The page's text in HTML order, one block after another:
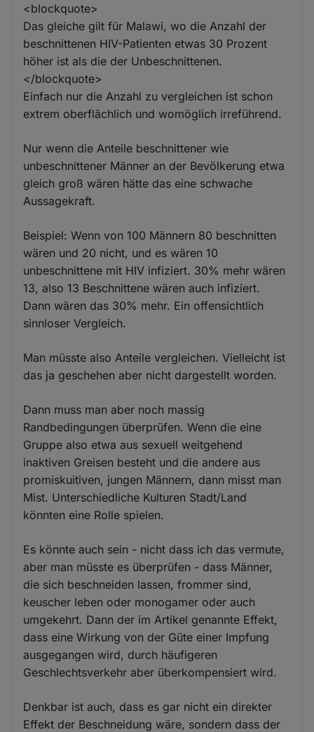
<blockquote>
Das gleiche gilt für Malawi, wo die Anzahl der
beschnittenen HIV-Patienten etwas 30 Prozent
höher ist als die der Unbeschnittenen.
</blockquote>
Einfach nur die Anzahl zu vergleichen ist schon
extrem oberflächlich und womöglich irreführend.
Nur wenn die Anteile beschnittener wie
unbeschnittener Männer an der Bevölkerung etwa
gleich groß wären hätte das eine schwache
Aussagekraft.
Beispiel: Wenn von 100 Männern 80 beschnitten
wären und 20 nicht, und es wären 10
unbeschnittene mit HIV infiziert. 30% mehr wären
13, also 13 Beschnittene wären auch infiziert.
Dann wären das 30% mehr. Ein offensichtlich
sinnloser Vergleich.
Man müsste also Anteile vergleichen. Vielleicht ist
das ja geschehen aber nicht dargestellt worden.
Dann muss man aber noch massig
Randbedingungen überprüfen. Wenn die eine
Gruppe also etwa aus sexuell weitgehend
inaktiven Greisen besteht und die andere aus
promiskuitiven, jungen Männern, dann misst man
Mist. Unterschiedliche Kulturen Stadt/Land
könnten eine Rolle spielen.
Es könnte auch sein - nicht dass ich das vermute,
aber man müsste es überprüfen - dass Männer,
die sich beschneiden lassen, frommer sind,
keuscher leben oder monogamer oder auch
umgekehrt. Dann der im Artikel genannte Effekt,
dass eine Wirkung von der Güte einer Impfung
ausgegangen wird, durch häufigeren
Geschlechtsverkehr aber überkompensiert wird.
Denkbar ist auch, dass es gar nicht ein direkter
Effekt der Beschneidung wäre, sondern dass der